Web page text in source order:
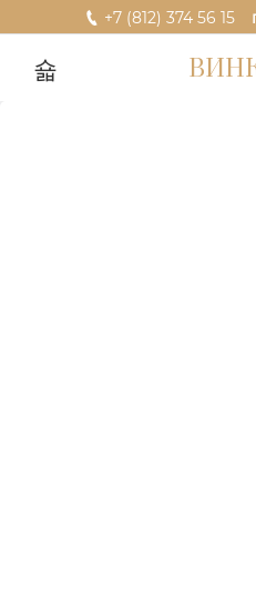
+7 (812) 374 56 15